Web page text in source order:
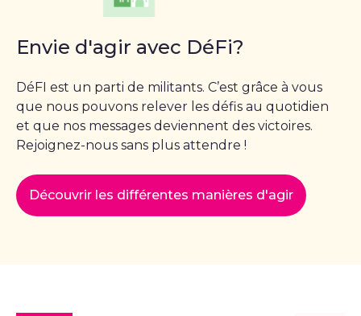
Envie d'agir avec DéFi?
DéFI est un parti de militants. C’est grâce à vous
que nous pouvons relever les défis au quotidien
et que nos messages deviennent des victoires.
Rejoignez-nous sans plus attendre !
Découvrir les différentes manières d'agir